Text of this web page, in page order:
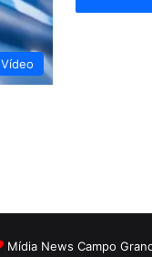
Vídeo
Mídia News Campo